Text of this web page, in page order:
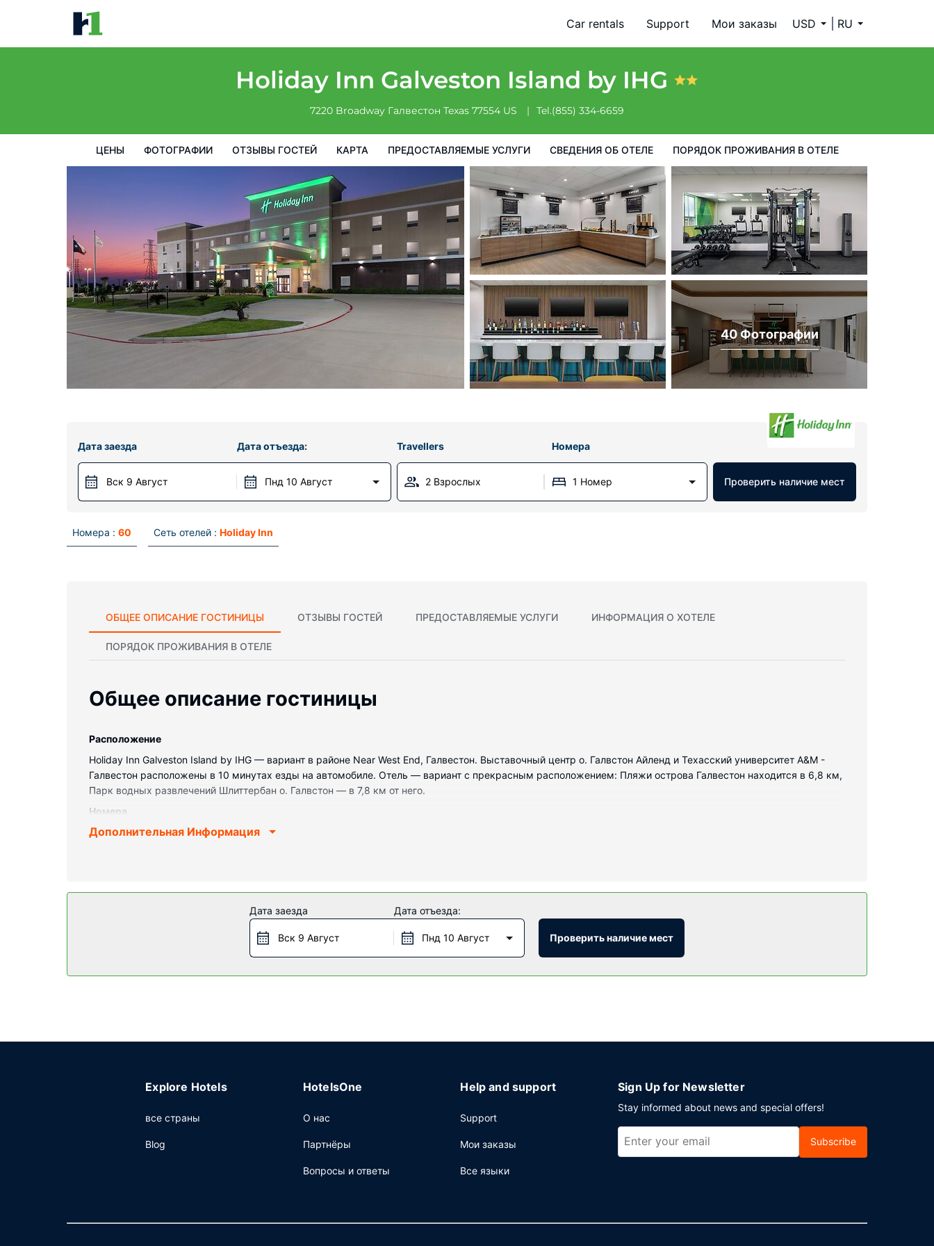
Car rentals Support Мои заказы USD RU
Holiday Inn Galveston Island by IHG
7220 Broadway Галвестон Texas 77554 US Tel.(855) 334-6659
ЦЕНЫ ФОТОГРАФИИ ОТЗЫВЫ ГОСТЕЙ КАРТА ПРЕДОСТАВЛЯЕМЫЕ УСЛУГИ СВЕДЕНИЯ ОБ ОТЕЛЕ ПОРЯДОК ПРОЖИВАНИЯ В ОТЕЛЕ
Holiday Inn Galveston Island by IHG
цены Порядок проживания в Отеле
40 Фотографии
Дата заезда
Вск 9 Август
Дата отъезда:
Пнд 10 Август
Travellers Номера
2 Взрослых 1 Номер Проверить наличие мест
Номера : 60 Сеть отелей : Holiday Inn
ОБЩЕЕ ОПИСАНИЕ ГОСТИНИЦЫ ОТЗЫВЫ ГОСТЕЙ ПРЕДОСТАВЛЯЕМЫЕ УСЛУГИ ИНФОРМАЦИЯ О ХОТЕЛЕ
ПОРЯДОК ПРОЖИВАНИЯ В ОТЕЛЕ
Общее описание гостиницы
Pасположение
Holiday Inn Galveston Island by IHG — вариант в районе Near West End, Галвестон. Выставочный центр о. Галвстон Айленд и Техасский университет A&M -
Галвестон расположены в 10 минутах езды на автомобиле. Отель — вариант с прекрасным расположением: Пляжи острова Галвестон находится в 6,8 км,
Парк водных развлечений Шлиттербан о. Галвстон — в 7,8 км от него.
Номера
Почувствуйте себя как дома в одном из 60 номеров с кондиционером и другими удобствами, в числе которых холодильник и плоскоэкранные телевизоры.
Воспользуйтесь разнообразными возможностями для отдыха и развлечений, такими как открытый бассейн и круглосуточный фитнес-центр. Этот отель
предоставляет дополнительные услуги и удобства: бесплатный беспроводной доступ в интернет и место для пикника.
Этот Holiday Inn Galveston Island by IHG приглашает гостей в свой ресторан.
Дополнительная Информация
Дата заезда
Вск 9 Август
Дата отъезда:
Пнд 10 Август Проверить наличие мест
Explore Hotels
все страны
Blog
HotelsOne
О нас
Партнёры
Вопросы и ответы
Help and support
Support
Мои заказы
Все языки
Sign Up for Newsletter
Stay informed about news and special offers!
Subscribe